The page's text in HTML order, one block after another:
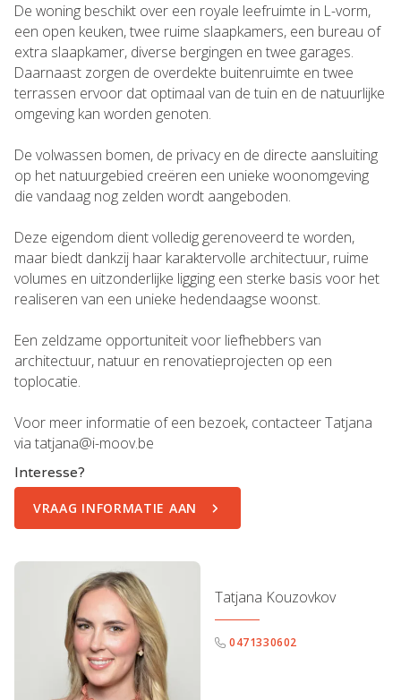
De woning beschikt over een royale leefruimte in L-vorm,
een open keuken, twee ruime slaapkamers, een bureau of
extra slaapkamer, diverse bergingen en twee garages.
Daarnaast zorgen de overdekte buitenruimte en twee
terrassen ervoor dat optimaal van de tuin en de natuurlijke
omgeving kan worden genoten.
De volwassen bomen, de privacy en de directe aansluiting
op het natuurgebied creëren een unieke woonomgeving
die vandaag nog zelden wordt aangeboden.
Deze eigendom dient volledig gerenoveerd te worden,
maar biedt dankzij haar karaktervolle architectuur, ruime
volumes en uitzonderlijke ligging een sterke basis voor het
realiseren van een unieke hedendaagse woonst.
Een zeldzame opportuniteit voor liefhebbers van
architectuur, natuur en renovatieprojecten op een
toplocatie.
Voor meer informatie of een bezoek, contacteer Tatjana
via tatjana@i-moov.be
Interesse?
VRAAG INFORMATIE AAN
Tatjana Kouzovkov
0471330602